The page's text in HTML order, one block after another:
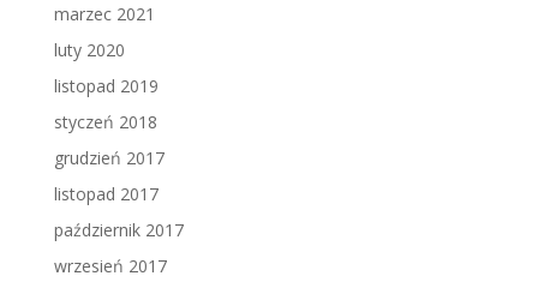
marzec 2021
luty 2020
listopad 2019
styczeń 2018
grudzień 2017
listopad 2017
październik 2017
wrzesień 2017